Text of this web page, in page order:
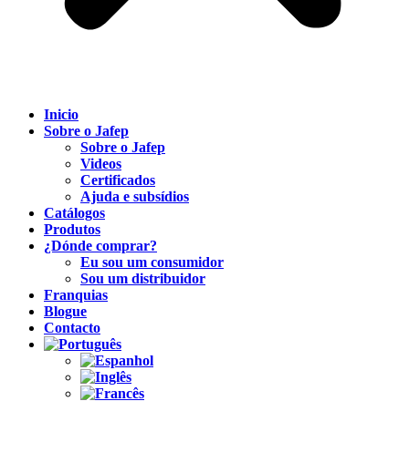
Inicio
Sobre o Jafep
Sobre o Jafep
Videos
Certificados
Ajuda e subsídios
Catálogos
Produtos
¿Dónde comprar?
Eu sou um consumidor
Sou um distribuidor
Franquias
Blogue
Contacto